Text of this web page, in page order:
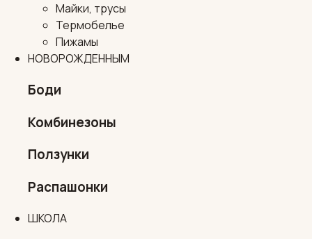
Майки, трусы
Термобелье
Пижамы
НОВОРОЖДЕННЫМ
Боди
Комбинезоны
Ползунки
Распашонки
ШКОЛА